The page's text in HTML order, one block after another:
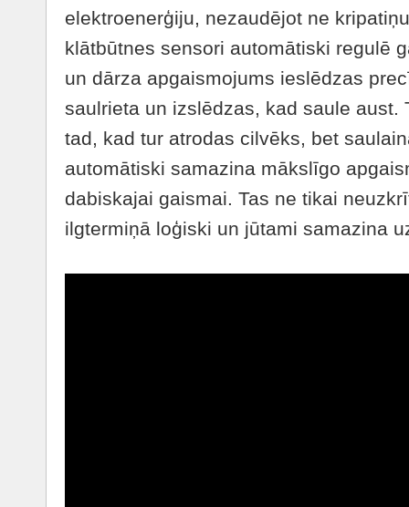
elektroenerģiju, nezaudējot ne
klātbūtnes sensori automātiski regulē
un dārza apgaismojums ieslēdzas
saulrieta un izslēdzas, kad saule aust.
tad, kad tur atrodas cilvēks, bet
automātiski samazina mākslīgo
dabiskajai gaismai. Tas ne tikai
ilgtermiņā loģiski un jūtami samazina